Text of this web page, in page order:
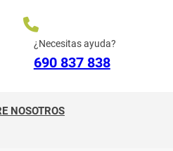
¿Necesitas ayuda?
690 837 838
NOSOTROS